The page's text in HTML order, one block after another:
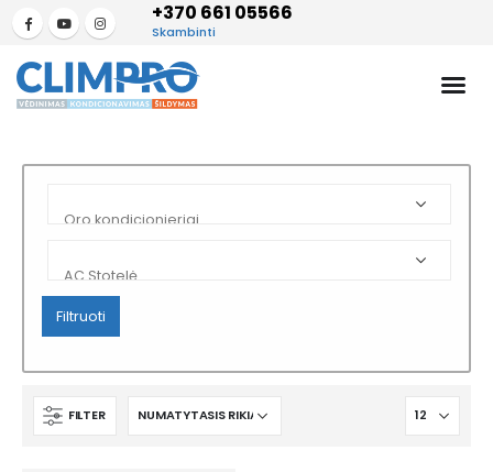
+370 661 05566
Skambinti
Filtruoti
FILTER